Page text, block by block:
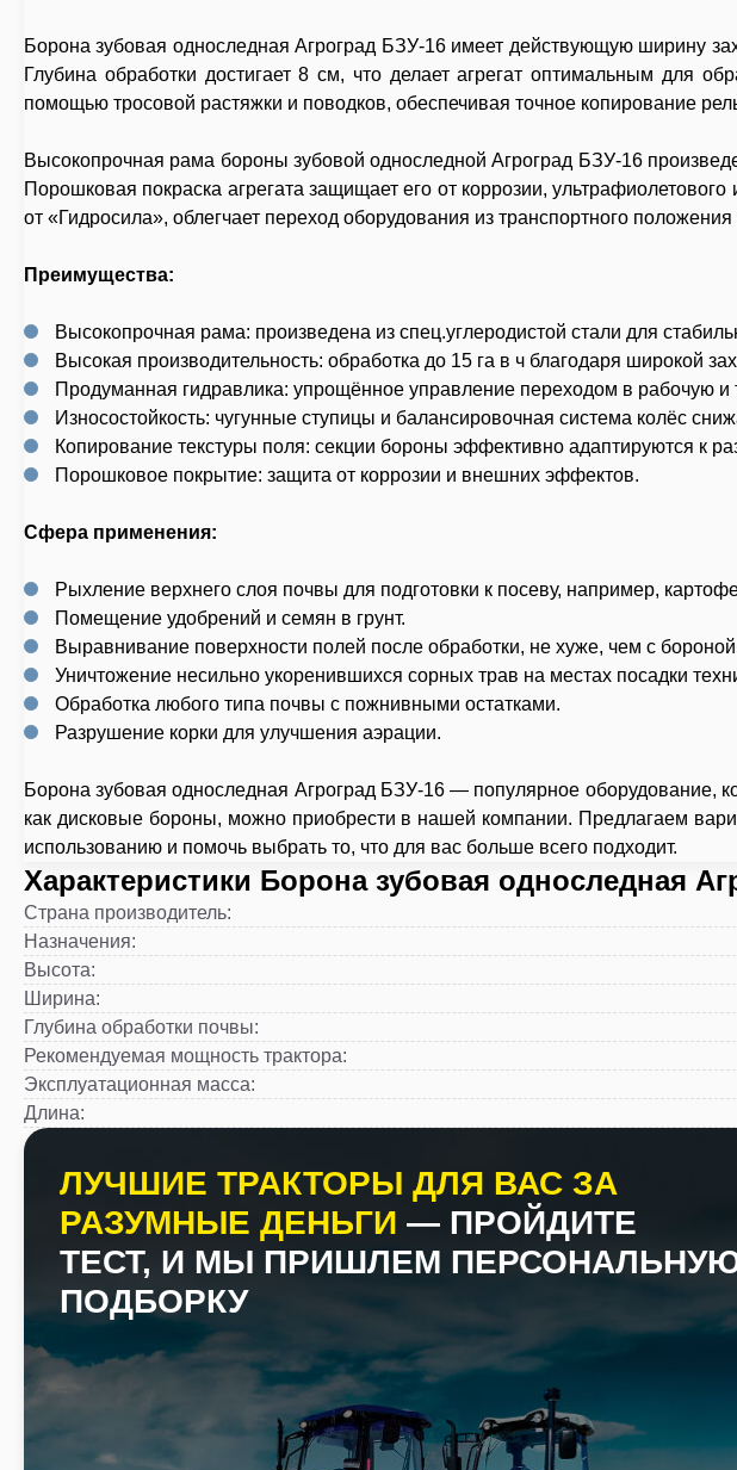
Борона зубовая односледная Агроград БЗУ-16 имеет действующую ширину
Глубина обработки достигает 8 см, что делает агрегат оптимальным для
помощью тросовой растяжки и поводков, обеспечивая точное копирование
Высокопрочная рама бороны зубовой односледной Агроград БЗУ-16
Порошковая покраска агрегата защищает его от коррозии,
от «Гидросила», облегчает переход оборудования из транспортного
Преимущества:
Высокопрочная рама: произведена из спец.углеродистой стали для
Высокая производительность: обработка до 15 га в ч благодаря широкой
Продуманная гидравлика: упрощённое управление переходом в рабочую и
Износостойкость: чугунные ступицы и балансировочная система колёс
Копирование текстуры поля: секции бороны эффективно адаптируются к
Порошковое покрытие: защита от коррозии и внешних эффектов.
Сфера применения:
Рыхление верхнего слоя почвы для подготовки к посеву, например,
Помещение удобрений и семян в грунт.
Выравнивание поверхности полей после обработки, не хуже, чем с бороной
Уничтожение несильно укоренившихся сорных трав на местах посадки
Обработка любого типа почвы с пожнивными остатками.
Разрушение корки для улучшения аэрации.
Борона зубовая односледная Агроград БЗУ-16 — популярное оборудование,
как дисковые бороны, можно приобрести в нашей компании. Предлагаем
использованию и помочь выбрать то, что для вас больше всего подходит.
Характеристики Борона зубовая односледная
Страна производитель:
Назначения:
Высота:
Ширина:
Глубина обработки почвы:
Рекомендуемая мощность трактора:
Эксплуатационная масса:
Длина:
ЛУЧШИЕ ТРАКТОРЫ ДЛЯ ВАС ЗА
РАЗУМНЫЕ ДЕНЬГИ — ПРОЙДИТЕ
ТЕСТ, И МЫ ПРИШЛЕМ
ПОДБОРКУ